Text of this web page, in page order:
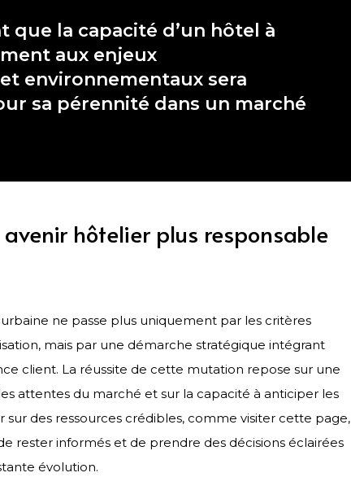
que la capacité d’un hôtel à
aux enjeux
environnementaux sera
sa pérennité dans un marché
avenir hôtelier plus responsable
ne passe plus uniquement par les critères
mais par une démarche stratégique intégrant
client. La réussite de cette mutation repose sur une
attentes du marché et sur la capacité à anticiper les
sur des ressources crédibles, comme visiter cette page,
rester informés et de prendre des décisions éclairées
évolution.